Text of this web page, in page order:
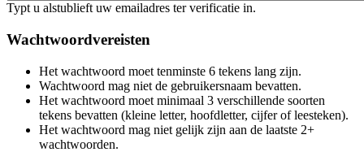
Typt u alstublieft uw emailadres ter verificatie in.
Wachtwoordvereisten
Het wachtwoord moet tenminste 6 tekens lang zijn.
Wachtwoord mag niet de gebruikersnaam bevatten.
Het wachtwoord moet minimaal 3 verschillende soorten
tekens bevatten (kleine letter, hoofdletter, cijfer of leesteken).
Het wachtwoord mag niet gelijk zijn aan de laatste 2+
wachtwoorden.